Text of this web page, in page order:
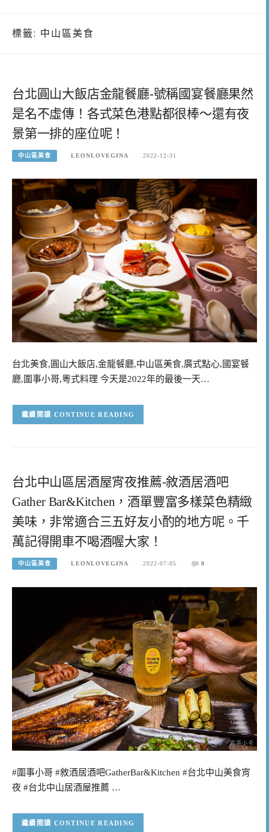
標籤: 中山區美食
台北圓山大飯店金龍餐廳-號稱國宴餐廳果然
是名不虛傳！各式菜色港點都很棒～還有夜
景第一排的座位呢！
中山區美食 LEONLOVEGINA 2022-12-31
台北美食,圓山大飯店,金龍餐廳,中山區美食,廣式點心,國宴餐
廳,圍事小哥,粵式料理 今天是2022年的最後一天…
CONTINUE READING
台北中山區居酒屋宵夜推薦-敘酒居酒吧
Gather Bar&Kitchen，酒單豐富多樣菜色精緻
美味，非常適合三五好友小酌的地方呢。千
萬記得開車不喝酒喔大家！
中山區美食 LEONLOVEGINA 2022-07-05 0
#圍事小哥 #敘酒居酒吧GatherBar&Kitchen #台北中山美食宵
夜 #台北中山居酒屋推薦 …
CONTINUE READING